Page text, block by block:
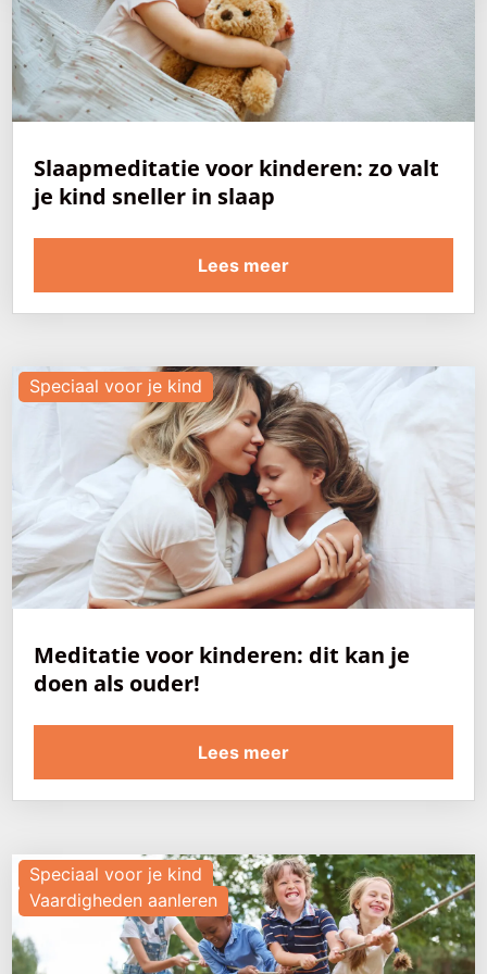
Slaapmeditatie voor kinderen: zo valt
je kind sneller in slaap
Lees meer
Meditatie voor kinderen: dit kan je
doen als ouder!
Speciaal voor je kind
Lees meer
Speciaal voor je kind
Vaardigheden aanleren